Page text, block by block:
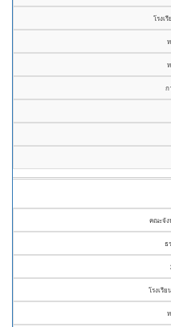
โรงเ
ก
คณะจั
ธ
โรงเรี